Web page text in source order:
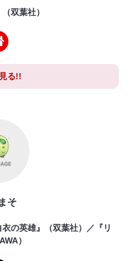
双葉社）
る!!
そ
の英雄』（双葉社）／『リ
）